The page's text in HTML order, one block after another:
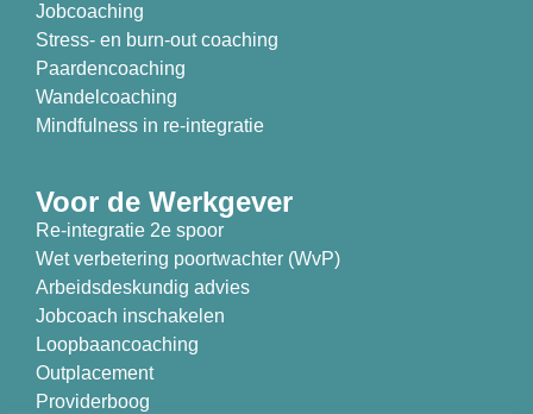
Jobcoaching
Stress- en burn-out coaching
Paardencoaching
Wandelcoaching
Mindfulness in re-integratie
Voor de Werkgever
Re-integratie 2e spoor
Wet verbetering poortwachter (WvP)
Arbeidsdeskundig advies
Jobcoach inschakelen
Loopbaancoaching
Outplacement
Providerboog